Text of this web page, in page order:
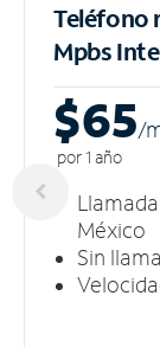
Teléfono
Mpbs
$65/
por 1 año
México
Sin